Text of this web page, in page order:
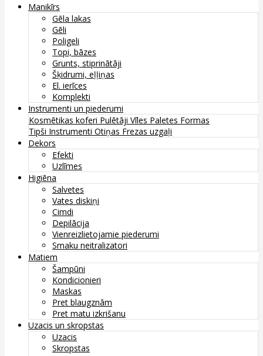
Manikīrs
Gēla lakas
Gēli
Poligeli
Topi, bāzes
Grunts, stiprinātāji
Šķidrumi, eļļiņas
El. ierīces
Komplekti
Instrumenti un piederumi
Kosmētikas koferi Pulētāji Vīles Paletes Formas
Tipši Instrumenti Otiņas Frezas uzgaļi
Dekors
Efekti
Uzlīmes
Higiēna
Salvetes
Vates diskiņi
Cimdi
Depilācija
Vienreizlietojamie piederumi
Smaku neitralizatori
Matiem
Šampūni
Kondicionieri
Maskas
Pret blaugznām
Pret matu izkrišanu
Uzacis un skropstas
Uzacis
Skropstas